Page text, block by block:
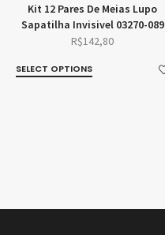
Kit 12 Pares De Meias Lupo
Sapatilha Invisivel 03270-089
R$142,80
SELECT OPTIONS